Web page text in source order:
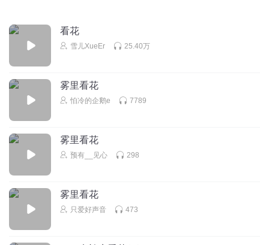
看花
雪儿XueEr 25.40万
雾里看花
怕冷的企鹅e 7789
雾里看花
预有__见心 298
雾里看花
只爱好声音 473